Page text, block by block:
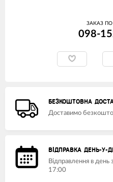
ЗАКАЗ
098-
БЕЗКОШТОВНА
Доставимо
ВІДПРАВКА ДЕНЬ-У-
Відправлення в
17:00